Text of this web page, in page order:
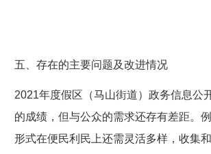
五、存在的主要问题及改进情况
2021年度假区（马山街道）政务信息公
的成绩，但与公众的需求还存有差距。
形式在便民利民上还需灵活多样，收集